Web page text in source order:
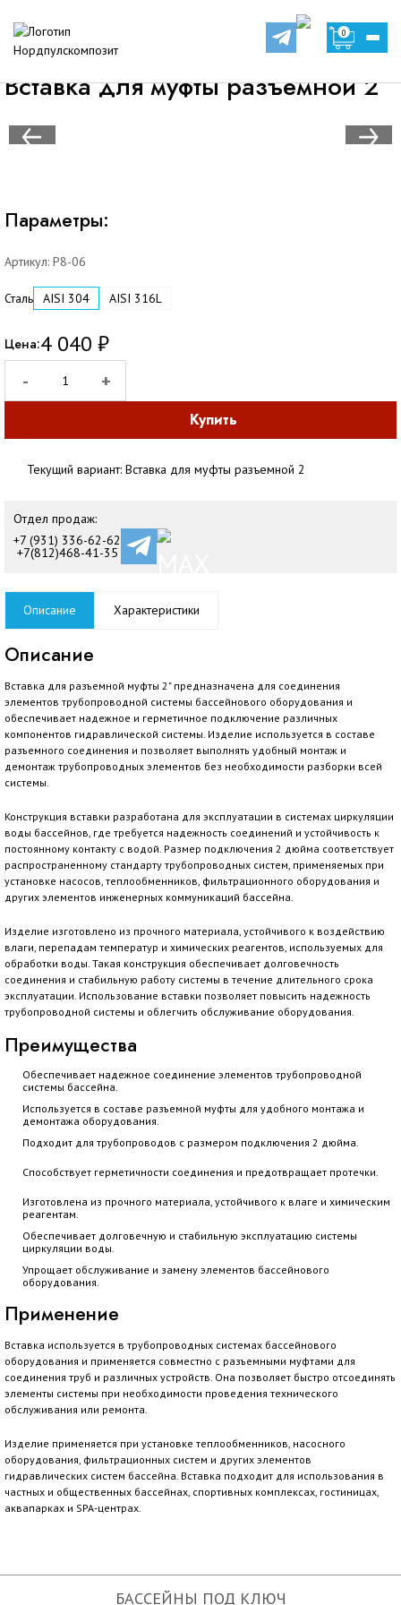
0
Вставка для муфты разъемной 2
Вставка для муфты разъемной 2
Параметры:
Артикул: Р8-06
Сталь AISI 304 AISI 316L
Цена:4 040 ₽
- +
Купить
Текущий вариант: Вставка для муфты разъемной 2
Отдел продаж:
+7 (931) 336-62-62
+7(812)468-41-35
Описание Характеристики
Описание
Вставка для разъемной муфты 2" предназначена для соединения
элементов трубопроводной системы бассейнового оборудования и
обеспечивает надежное и герметичное подключение различных
компонентов гидравлической системы. Изделие используется в составе
разъемного соединения и позволяет выполнять удобный монтаж и
демонтаж трубопроводных элементов без необходимости разборки всей
системы.
Конструкция вставки разработана для эксплуатации в системах циркуляции
воды бассейнов, где требуется надежность соединений и устойчивость к
постоянному контакту с водой. Размер подключения 2 дюйма соответствует
распространенному стандарту трубопроводных систем, применяемых при
установке насосов, теплообменников, фильтрационного оборудования и
других элементов инженерных коммуникаций бассейна.
Изделие изготовлено из прочного материала, устойчивого к воздействию
влаги, перепадам температур и химических реагентов, используемых для
обработки воды. Такая конструкция обеспечивает долговечность
соединения и стабильную работу системы в течение длительного срока
эксплуатации. Использование вставки позволяет повысить надежность
трубопроводной системы и облегчить обслуживание оборудования.
Преимущества
Обеспечивает надежное соединение элементов трубопроводной
системы бассейна.
Используется в составе разъемной муфты для удобного монтажа и
демонтажа оборудования.
Подходит для трубопроводов с размером подключения 2 дюйма.
Способствует герметичности соединения и предотвращает протечки.
Изготовлена из прочного материала, устойчивого к влаге и химическим
реагентам.
Обеспечивает долговечную и стабильную эксплуатацию системы
циркуляции воды.
Упрощает обслуживание и замену элементов бассейнового
оборудования.
Применение
Вставка используется в трубопроводных системах бассейнового
оборудования и применяется совместно с разъемными муфтами для
соединения труб и различных устройств. Она позволяет быстро отсоединять
элементы системы при необходимости проведения технического
обслуживания или ремонта.
Изделие применяется при установке теплообменников, насосного
оборудования, фильтрационных систем и других элементов
гидравлических систем бассейна. Вставка подходит для использования в
частных и общественных бассейнах, спортивных комплексах, гостиницах,
аквапарках и SPA-центрах.
БАССЕЙНЫ ПОД КЛЮЧ